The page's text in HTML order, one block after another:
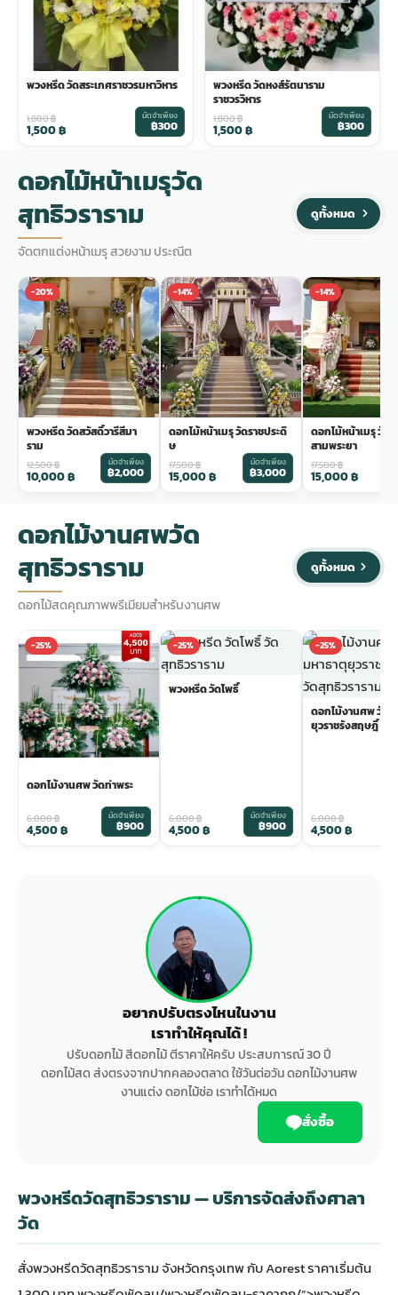
พวงหรีด วัดสระเกศราชวรมหาวิหาร
1,800฿
1,500฿
มัดจำเพียง
฿300
พวงหรีด วัดหงส์รัตนาราม
ราชวรวิหาร
1,800฿
1,500฿
มัดจำเพียง
฿300
ดอกไม้หน้าเมรุวัด
สุทธิวราราม
จัดตกแต่งหน้าเมรุ สวยงาม ประณีต
ดูทั้งหมด
-20%
พวงหรีด วัดสวัสดิ์วารีสีมา
ราม
12,500฿
10,000฿
มัดจำเพียง
฿2,000
-14%
ดอกไม้หน้าเมรุ วัดราชประดิ
ษ
17,500฿
15,000฿
มัดจำเพียง
฿3,000
-14%
ดอกไม้หน้าเมรุ วัด
สามพระยา
17,500฿
15,000฿
ดอกไม้งานศพวัด
สุทธิวราราม
ดอกไม้สดคุณภาพพรีเมียมสำหรับงานศพ
ดูทั้งหมด
-25%
ดอกไม้งานศพ วัดท่าพระ
6,000฿
4,500฿
มัดจำเพียง
฿900
-25%
พวงหรีด วัดโพธิ์
6,000฿
4,500฿
มัดจำเพียง
฿900
-25%
ดอกไม้งานศพ วัดม
ยุวราชรังสฤษฎิ์
6,000฿
4,500฿
อยากปรับตรงไหนในงาน
เราทำให้คุณได้ !
ปรับดอกไม้ สีดอกไม้ ตีราคาให้ครับ ประสบการณ์ 30 ปี
ดอกไม้สด ส่งตรงจากปากคลองตลาด ใช้วันต่อวัน ดอกไม้งานศพ
งานแต่ง ดอกไม้ช่อ เราทำได้หมด
สั่งซื้อ
พวงหรีดวัดสุทธิวราราม — บริการจัดส่งถึงศาลา
วัด
สั่งพวงหรีดวัดสุทธิวราราม จังหวัดกรุงเทพ กับ Aorest ราคาเริ่มต้น